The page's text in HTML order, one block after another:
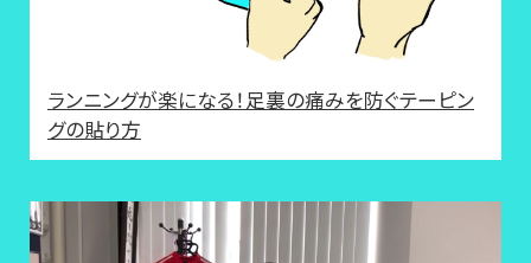
ランニングが楽になる！足裏の痛みを防ぐテーピン
グの貼り方